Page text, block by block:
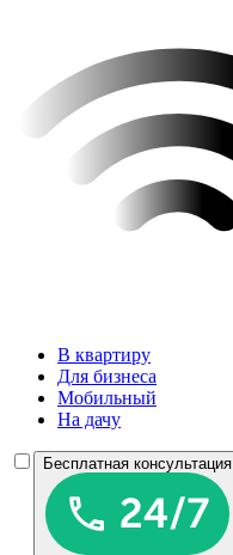
В квартиру
Для бизнеса
Мобильный
На дачу
Бесплатная консультация